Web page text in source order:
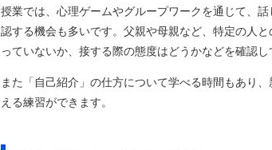
授業では、心理ゲームやグループワークを通じて、
認する機会も多いです。父親や母親など、特定の人
っていないか、接する際の態度はどうかなどを確認
また「自己紹介」の仕方について学べる時間もあり
える練習ができます。